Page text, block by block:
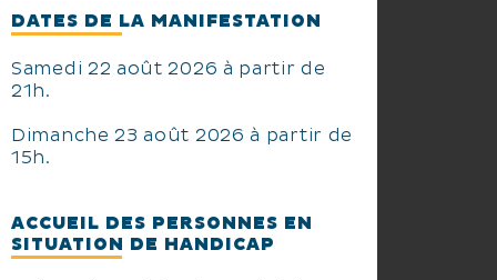
DATES DE LA MANIFESTATION
Samedi 22 août 2026 à partir de
21h.
Dimanche 23 août 2026 à partir de
15h.
ACCUEIL DES PERSONNES EN
SITUATION DE HANDICAP